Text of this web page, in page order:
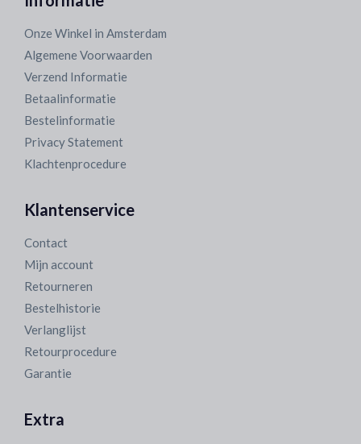
Onze Winkel in Amsterdam
Algemene Voorwaarden
Verzend Informatie
Betaalinformatie
Bestelinformatie
Privacy Statement
Klachtenprocedure
Klantenservice
Contact
Mijn account
Retourneren
Bestelhistorie
Verlanglijst
Retourprocedure
Garantie
Extra